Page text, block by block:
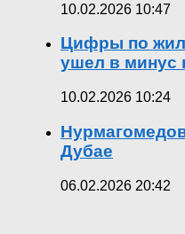
10.02.2026 10:47
Цифры по
ушел в минус
10.02.2026 10:24
Дубае
06.02.2026 20:42